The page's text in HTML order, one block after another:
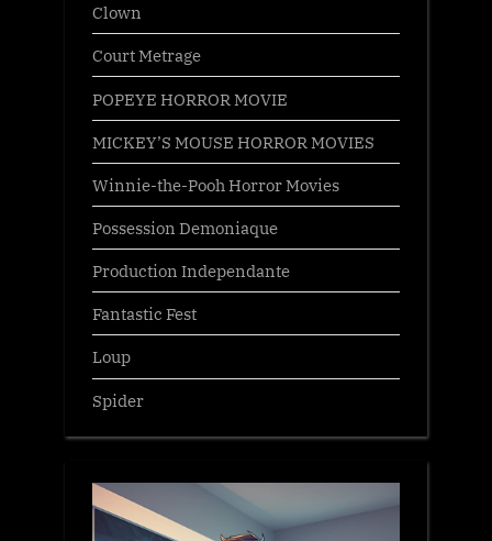
Clown
Court Metrage
POPEYE HORROR MOVIE
MICKEY’S MOUSE HORROR MOVIES
Winnie-the-Pooh Horror Movies
Possession Demoniaque
Production Independante
Fantastic Fest
Loup
Spider